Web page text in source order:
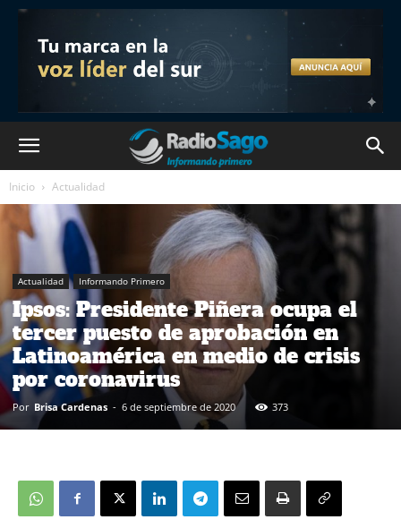
Inicio Actualidad
Actualidad Informando Primero
Ipsos: Presidente Piñera ocupa el
tercer puesto de aprobación en
Latinoamérica en medio de crisis
por coronavirus
Por Brisa Cardenas - 6 de septiembre de 2020 373